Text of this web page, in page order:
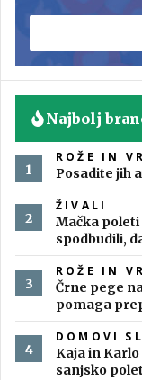
Najbolj
ROŽE IN
Posadite jih
ŽIVALI
Mačka
spodbudili,
ROŽE IN
Črne pege
pomaga
DOMOVI
Kaja in
sanjsko